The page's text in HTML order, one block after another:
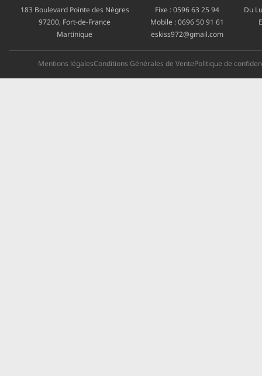
183 Boulevard Pointe des Nègres
97200, Fort-de-France
Martinique
Fixe :0596 63 25 94
Mobile :0696 50 91 61
eskiss972@gmail.com
Du
Mentions légalesConditions Générales de VentePolitique de